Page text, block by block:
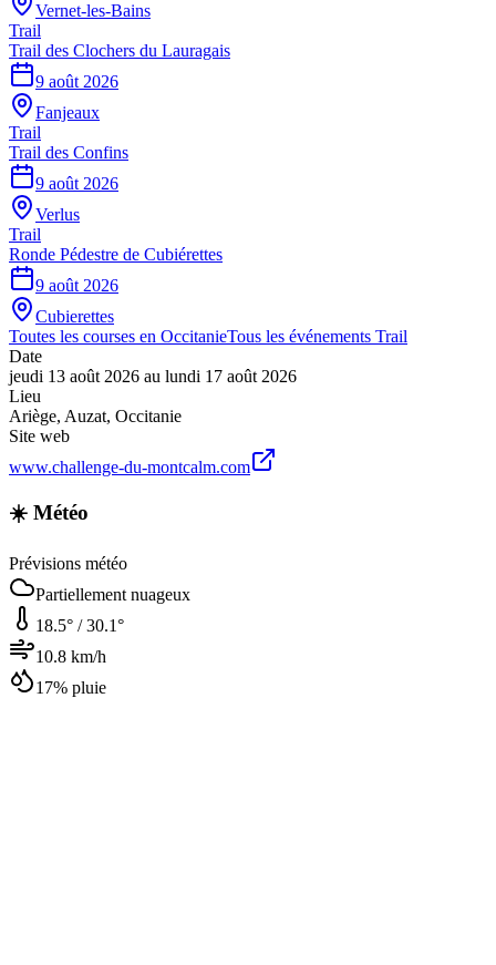
Vernet-les-Bains
Trail
Trail des Clochers du Lauragais
9 août 2026
Fanjeaux
Trail
Trail des Confins
9 août 2026
Verlus
Trail
Ronde Pédestre de Cubiérettes
9 août 2026
Cubierettes
Toutes les courses en OccitanieTous les événements Trail
Date
jeudi 13 août 2026 au lundi 17 août 2026
Lieu
Ariège, Auzat, Occitanie
Site web
www.challenge-du-montcalm.com
☀️ Météo
Prévisions météo
Partiellement nuageux
18.5° /30.1°
10.8 km/h
17% pluie